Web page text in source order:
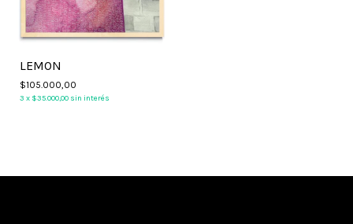
LEMON
$105.000,00
3 x $35.000,00 sin interés